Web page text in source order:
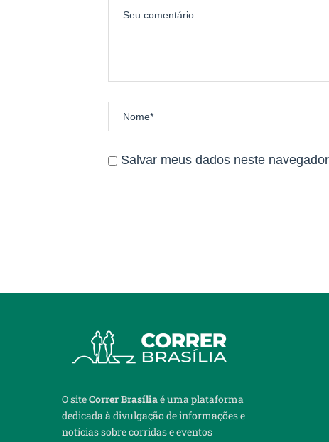
Salvar meus dados neste
O siteCorrer Brasíliaé uma plataforma
dedicada à divulgação de informações e
notícias sobre corridas e eventos